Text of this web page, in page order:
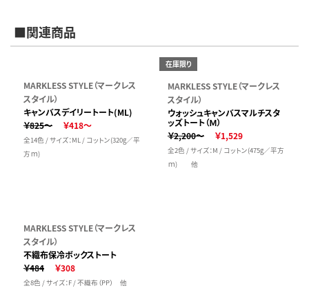
■関連商品
MARKLESS STYLE（マークレス
スタイル）
キャンバスデイリートート(ML)
￥825～
￥418～
全14色 / サイズ：ML / コットン(320g／平
方ｍ)
在庫限り
MARKLESS STYLE（マークレス
スタイル）
ウォッシュキャンバスマルチスタ
ッズトート（Ｍ）
￥2,200～
￥1,529
全2色 / サイズ：M / コットン(475g／平方
ｍ) 他
MARKLESS STYLE（マークレス
スタイル）
不織布保冷ボックストート
￥484
￥308
全8色 / サイズ：F / 不織布（PP） 他